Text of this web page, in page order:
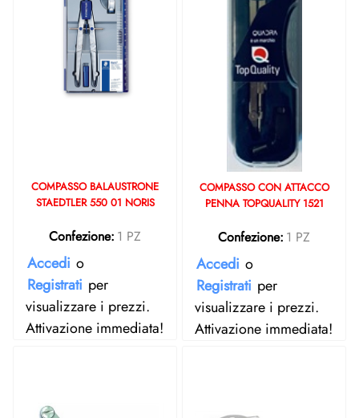
COMPASSO BALAUSTRONE
STAEDTLER 550 01 NORIS
Confezione: 1 PZ
Accedi o
Registrati per
visualizzare i prezzi.
Attivazione immediata!
COMPASSO CON ATTACCO
PENNA TOPQUALITY 1521
Confezione: 1 PZ
Accedi o
Registrati per
visualizzare i prezzi.
Attivazione immediata!